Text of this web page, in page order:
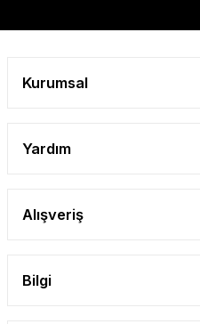
Kurumsal
Yardım
Alışveriş
Bilgi